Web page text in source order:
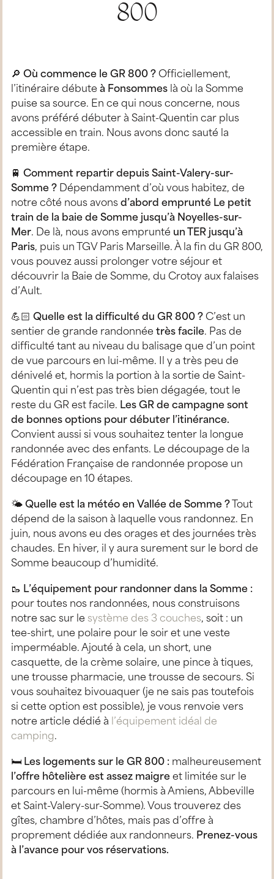
800
🔎 Où commence le GR 800 ? Officiellement,
l’itinéraire débute à Fonsommes là où la Somme
puise sa source. En ce qui nous concerne, nous
avons préféré débuter à Saint-Quentin car plus
accessible en train. Nous avons donc sauté la
première étape.
🚆 Comment repartir depuis Saint-Valery-sur-
Somme ? Dépendamment d’où vous habitez, de
notre côté nous avons d’abord emprunté Le petit
train de la baie de Somme jusqu’à Noyelles-sur-
Mer. De là, nous avons emprunté un TER jusqu’à
Paris, puis un TGV Paris Marseille. À la fin du GR 800,
vous pouvez aussi prolonger votre séjour et
découvrir la Baie de Somme, du Crotoy aux falaises
d’Ault.
💪🏻 Quelle est la difficulté du GR 800 ? C’est un
sentier de grande randonnée très facile. Pas de
difficulté tant au niveau du balisage que d’un point
de vue parcours en lui-même. Il y a très peu de
dénivelé et, hormis la portion à la sortie de Saint-
Quentin qui n’est pas très bien dégagée, tout le
reste du GR est facile. Les GR de campagne sont
de bonnes options pour débuter l’itinérance.
Convient aussi si vous souhaitez tenter la longue
randonnée avec des enfants. Le découpage de la
Fédération Française de randonnée propose un
découpage en 10 étapes.
🌤 Quelle est la météo en Vallée de Somme ? Tout
dépend de la saison à laquelle vous randonnez. En
juin, nous avons eu des orages et des journées très
chaudes. En hiver, il y aura surement sur le bord de
Somme beaucoup d’humidité.
🥾 L’équipement pour randonner dans la Somme :
pour toutes nos randonnées, nous construisons
notre sac sur le système des 3 couches, soit : un
tee-shirt, une polaire pour le soir et une veste
imperméable. Ajouté à cela, un short, une
casquette, de la crème solaire, une pince à tiques,
une trousse pharmacie, une trousse de secours. Si
vous souhaitez bivouaquer (je ne sais pas toutefois
si cette option est possible), je vous renvoie vers
notre article dédié à
l’équipement idéal de
camping.
🛏 Les logements sur le GR 800 : malheureusement
l’offre hôtelière est assez maigre et limitée sur le
parcours en lui-même (hormis à Amiens, Abbeville
et Saint-Valery-sur-Somme). Vous trouverez des
gîtes, chambre d’hôtes, mais pas d’offre à
proprement dédiée aux randonneurs. Prenez-vous
à l’avance pour vos réservations.